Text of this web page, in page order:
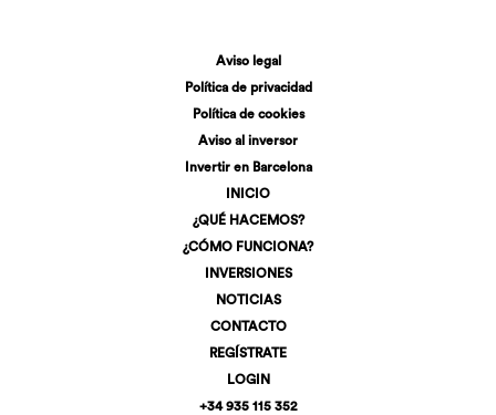
Aviso legal
Política de privacidad
Política de cookies
Aviso al inversor
Invertir en Barcelona
INICIO
¿QUÉ HACEMOS?
¿CÓMO FUNCIONA?
INVERSIONES
NOTICIAS
CONTACTO
REGÍSTRATE
LOGIN
+34 935 115 352